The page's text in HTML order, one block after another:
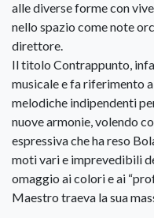
alle diverse forme con
nello spazio come note
direttore.
Il titolo Contrappunto,
musicale e fa riferimento
melodiche indipendenti
nuove armonie, volendo
espressiva che ha reso
moti vari e imprevedibili
omaggio ai colori e ai
Maestro traeva la sua